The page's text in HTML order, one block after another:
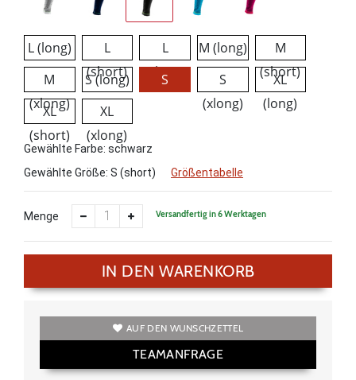
L (long)
L
(short)
L
(xlong)
M (long)
M
(short)
M
(xlong)
S (long)
S
S
(xlong)
XL
(long)
XL
(short)
XL
(xlong)
Gewählte Farbe: schwarz
Gewählte Größe: S (short) Größentabelle
Menge Versandfertig in 6 Werktagen
IN DEN WARENKORB
AUF DEN WUNSCHZETTEL
TEAMANFRAGE